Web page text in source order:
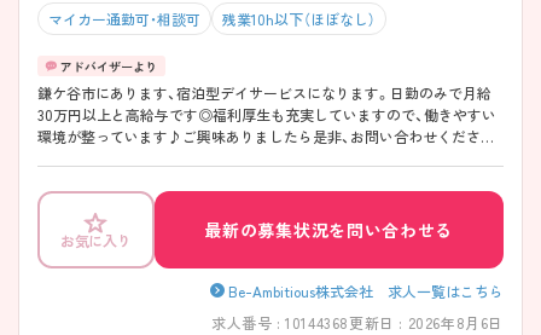
マイカー通勤可・相談可 残業10h以下（ほぼなし）
鎌ケ谷市にあります、宿泊型デイサービスになります。日勤のみで月給
30万円以上と高給与です◎福利厚生も充実していますので、働きやすい
環境が整っています♪ご興味ありましたら是非、お問い合わせください
お気に入り 最新の募集状況を問い合わせる
Be-Ambitious株式会社 求人一覧はこちら
求人番号 : 10144368更新日 : 2026年8月6日